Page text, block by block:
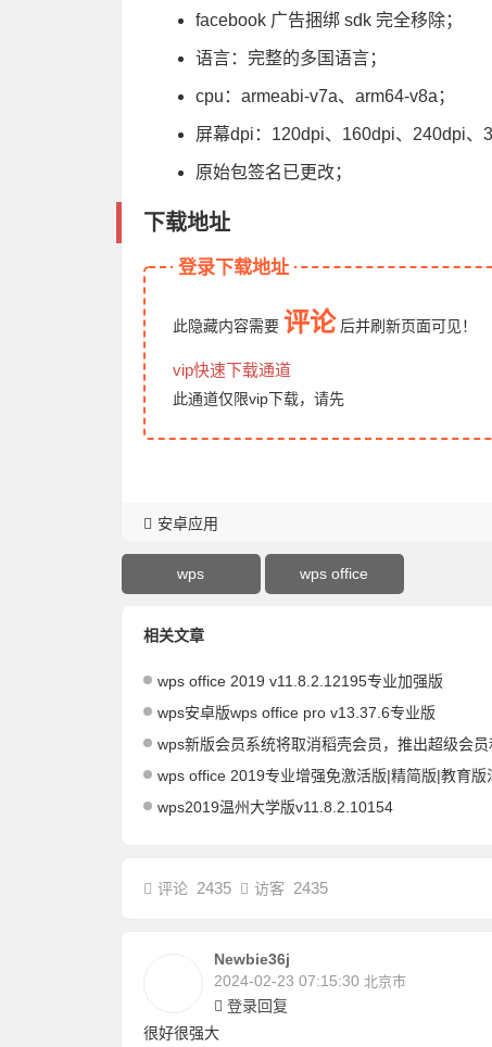
facebook 广告捆绑 sdk 完全移除；
语言：完整的多国语言；
cpu：armeabi-v7a、arm64-v8a；
屏幕dpi：120dpi、160dpi、240dpi、
原始包签名已更改；
下载地址
登录下载地址
此隐藏内容需要 评论 后并刷新页面可见！
vip快速下载通道
此通道仅限vip下载，请先
安卓应用
wps wps office
相关文章
wps office 2019 v11.8.2.12195专业加强版
wps安卓版wps office pro v13.37.6专业版
wps新版会员系统将取消稻壳会员，推出超级会员和专业
wps office 2019专业增强免激活版|精简版|教育版
wps2019温州大学版v11.8.2.10154
评论 2435 访客 2435
Newbie36j
2024-02-23 07:15:30 北京市
登录回复
很好很强大